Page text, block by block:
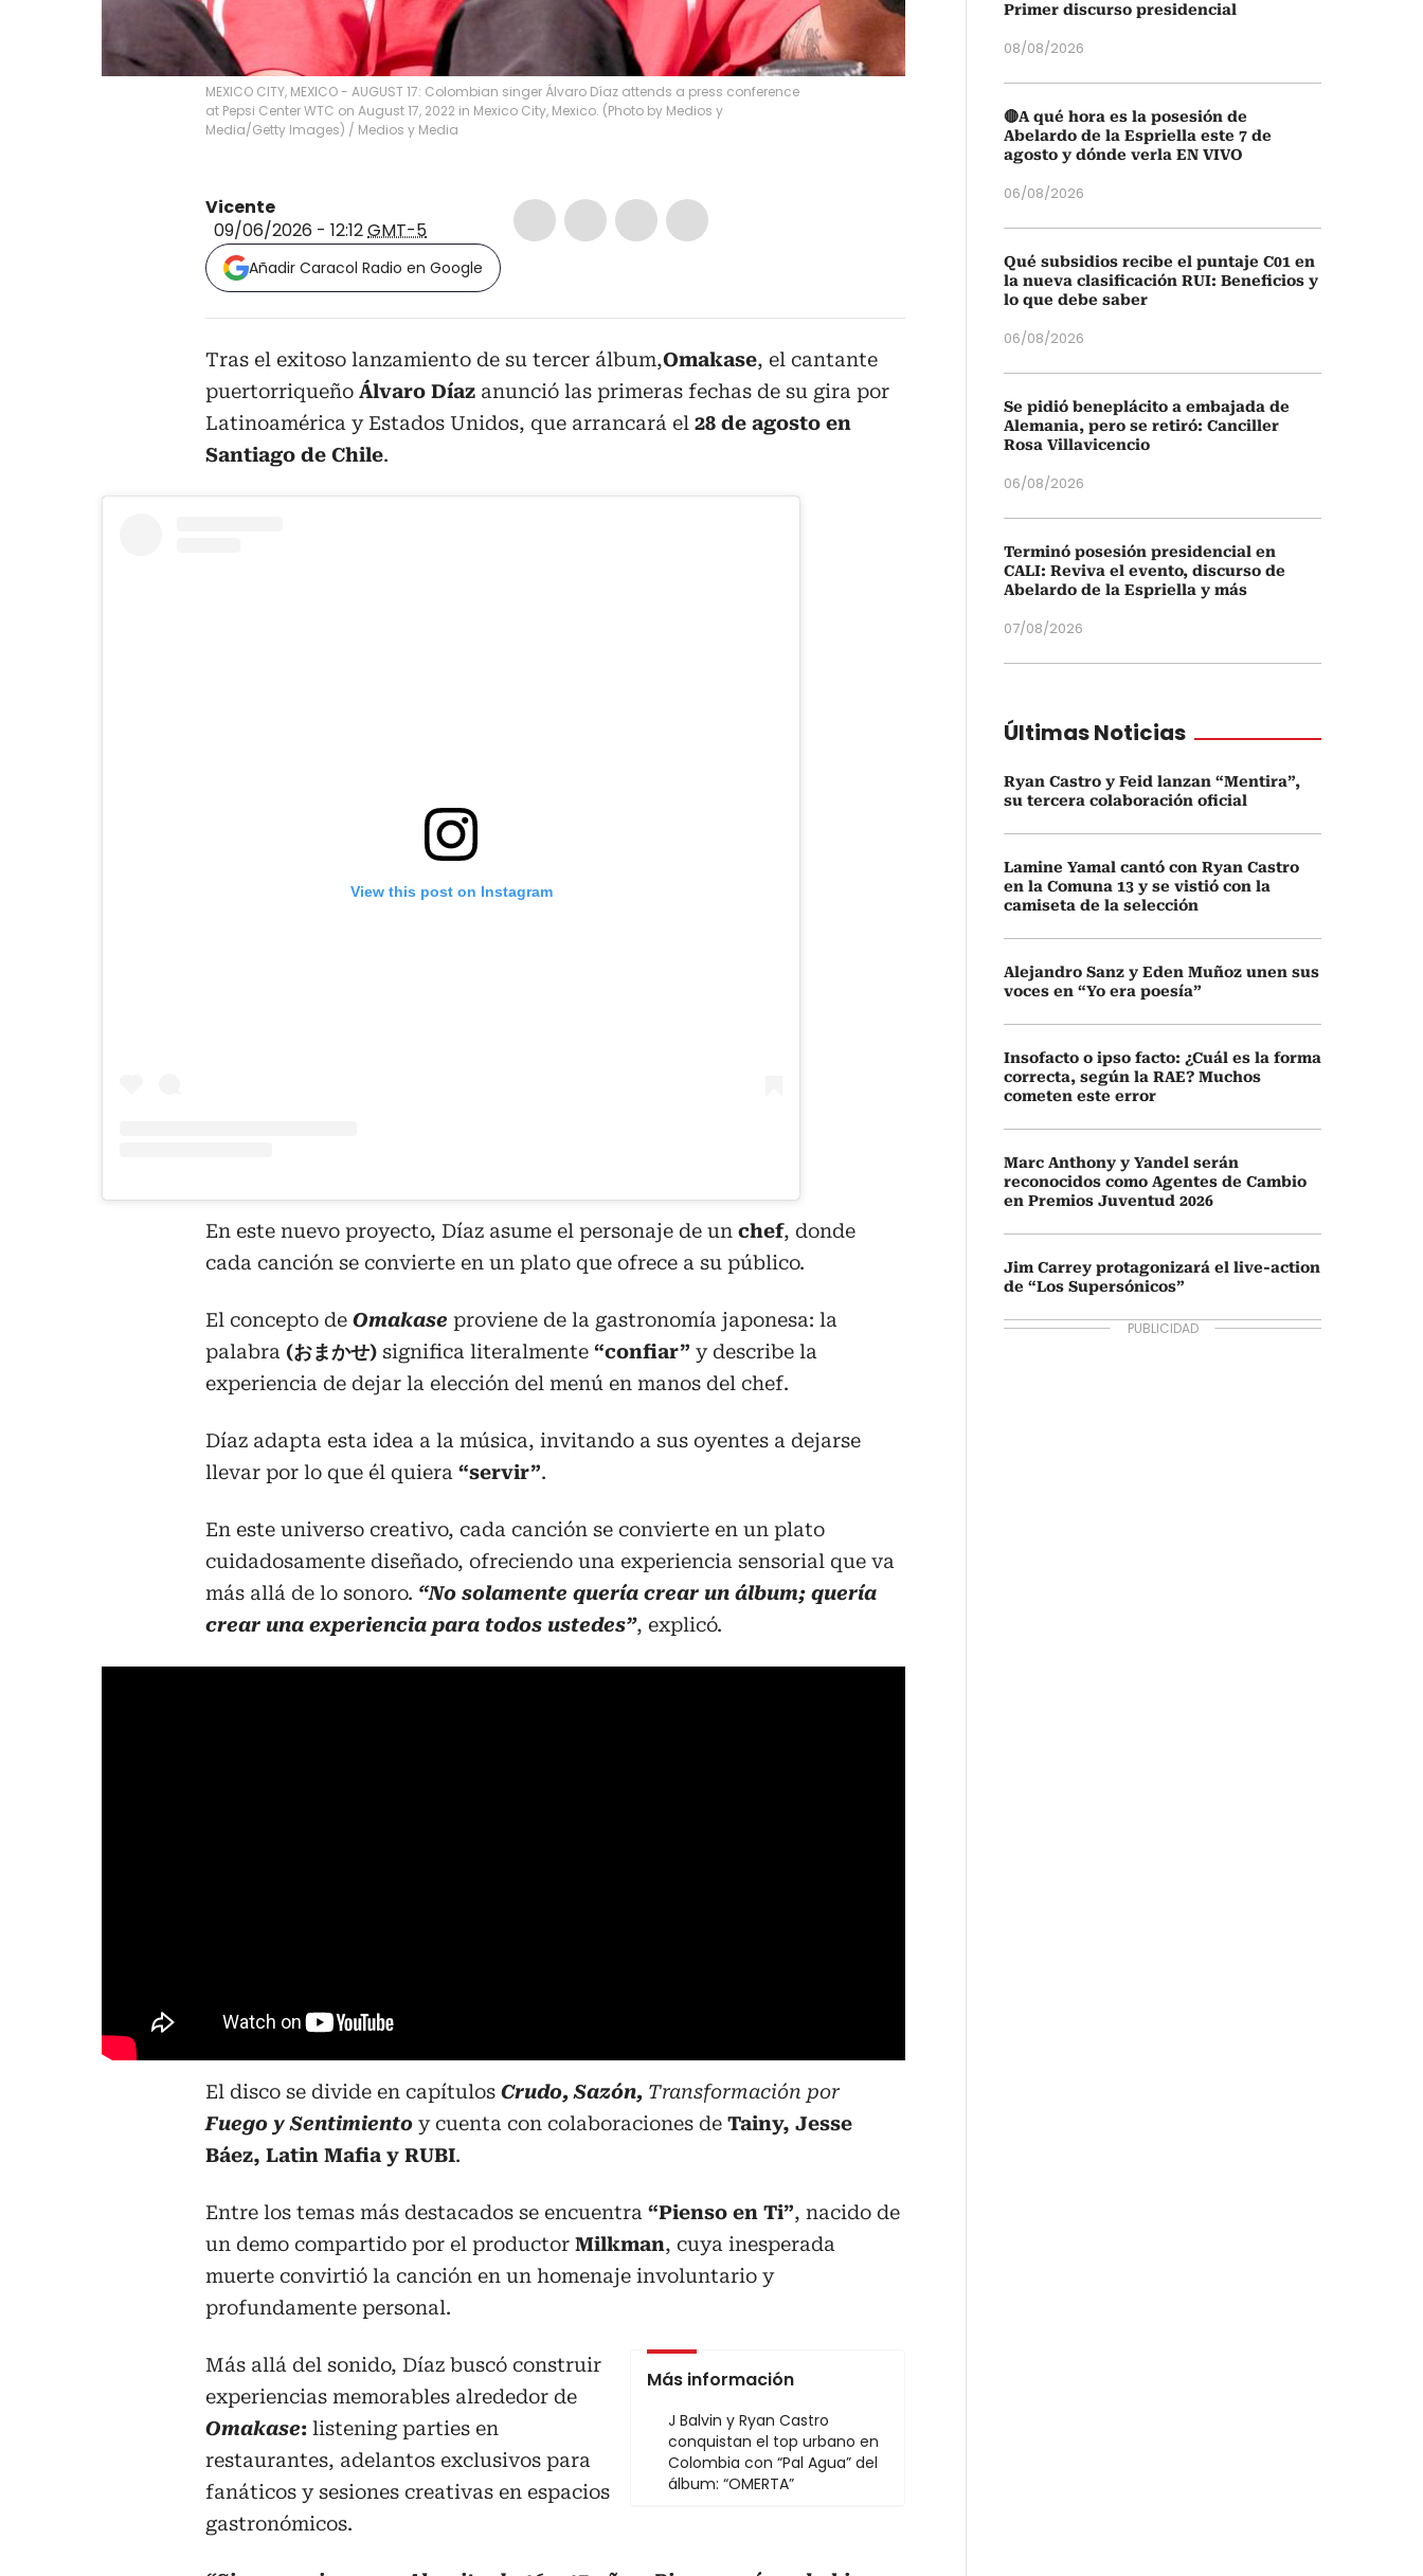
MEXICO CITY, MEXICO - AUGUST 17: Colombian singer Álvaro Díaz attends a press conference
at Pepsi Center WTC on August 17, 2022 in Mexico City, Mexico. (Photo by Medios y
Media/Getty Images) / Medios y Media
Vicente
09/06/2026 - 12:12GMT-5
Añadir Caracol Radio en Google
Tras el exitoso lanzamiento de su tercer álbum,Omakase, el cantante
puertorriqueño Álvaro Díaz anunció las primeras fechas de su gira por
Latinoamérica y Estados Unidos, que arrancará el 28 de agosto en
Santiago de Chile.
View this post on Instagram
En este nuevo proyecto, Díaz asume el personaje de un chef, donde
cada canción se convierte en un plato que ofrece a su público.
El concepto de Omakase proviene de la gastronomía japonesa: la
palabra (おまかせ) significa literalmente “confiar” y describe la
experiencia de dejar la elección del menú en manos del chef.
Díaz adapta esta idea a la música, invitando a sus oyentes a dejarse
llevar por lo que él quiera “servir”.
En este universo creativo, cada canción se convierte en un plato
cuidadosamente diseñado, ofreciendo una experiencia sensorial que va
más allá de lo sonoro. “No solamente quería crear un álbum; quería
crear una experiencia para todos ustedes”, explicó.
El disco se divide en capítulos Crudo, Sazón, Transformación por
Fuego y Sentimiento y cuenta con colaboraciones de Tainy, Jesse
Báez, Latin Mafia y RUBI.
Entre los temas más destacados se encuentra “Pienso en Ti”, nacido de
un demo compartido por el productor Milkman, cuya inesperada
muerte convirtió la canción en un homenaje involuntario y
profundamente personal.
Más información
J Balvin y Ryan Castro
conquistan el top urbano en
Colombia con “Pal Agua” del
álbum: “OMERTA”
Más allá del sonido, Díaz buscó construir
experiencias memorables alrededor de
Omakase: listening parties en
restaurantes, adelantos exclusivos para
fanáticos y sesiones creativas en espacios
gastronómicos.
Primer discurso presidencial
08/08/2026
🔴A qué hora es la posesión de
Abelardo de la Espriella este 7 de
agosto y dónde verla EN VIVO
06/08/2026
Qué subsidios recibe el puntaje C01 en
la nueva clasificación RUI: Beneficios y
lo que debe saber
06/08/2026
Se pidió beneplácito a embajada de
Alemania, pero se retiró: Canciller
Rosa Villavicencio
06/08/2026
Terminó posesión presidencial en
CALI: Reviva el evento, discurso de
Abelardo de la Espriella y más
07/08/2026
Últimas Noticias
Ryan Castro y Feid lanzan “Mentira”,
su tercera colaboración oficial
Lamine Yamal cantó con Ryan Castro
en la Comuna 13 y se vistió con la
camiseta de la selección
Alejandro Sanz y Eden Muñoz unen sus
voces en “Yo era poesía”
Insofacto o ipso facto: ¿Cuál es la forma
correcta, según la RAE? Muchos
cometen este error
Marc Anthony y Yandel serán
reconocidos como Agentes de Cambio
en Premios Juventud 2026
Jim Carrey protagonizará el live-action
de “Los Supersónicos”